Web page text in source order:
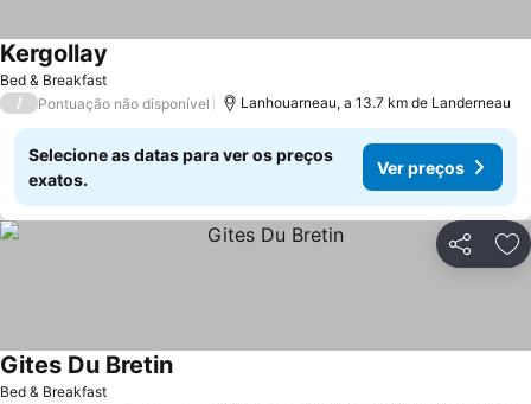
Bed & Breakfast
Kergollay
/ Pontuação não disponível Lanhouarneau, a 13.7 km de Landerneau
Selecione as datas para ver os preços
exatos.
Ver preços
Partilhar
Bed & Breakfast
Gites Du BretinVer preços